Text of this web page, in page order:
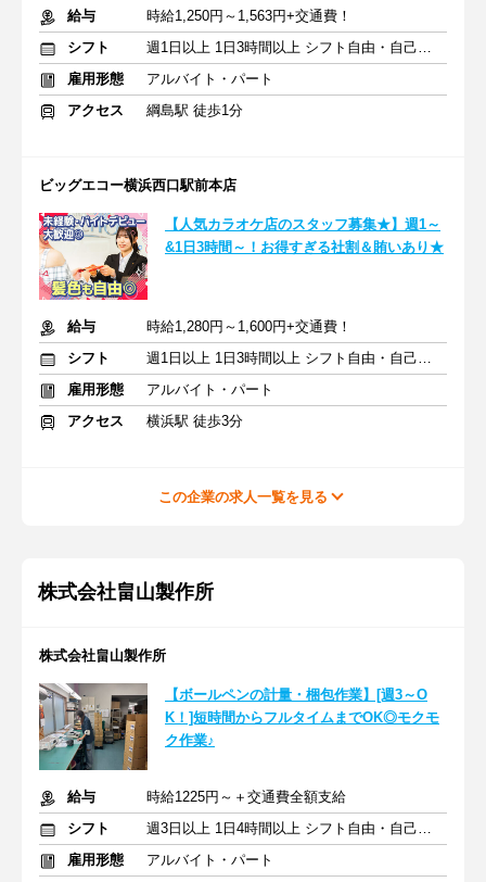
給与
時給1,250円～1,563円+交通費！
シフト
週1日以上 1日3時間以上 シフト自由・自己申告
雇用形態
アルバイト・パート
アクセス
綱島駅 徒歩1分
ビッグエコー横浜西口駅前本店
【人気カラオケ店のスタッフ募集★】週1～
&1日3時間～！お得すぎる社割＆賄いあり★
給与
時給1,280円～1,600円+交通費！
シフト
週1日以上 1日3時間以上 シフト自由・自己申告
雇用形態
アルバイト・パート
アクセス
横浜駅 徒歩3分
この企業の求人一覧を見る
株式会社畠山製作所
株式会社畠山製作所
【ボールペンの計量・梱包作業】[週3～O
K！]短時間からフルタイムまでOK◎モクモ
ク作業♪
給与
時給1225円～＋交通費全額支給
シフト
週3日以上 1日4時間以上 シフト自由・自己申告
雇用形態
アルバイト・パート